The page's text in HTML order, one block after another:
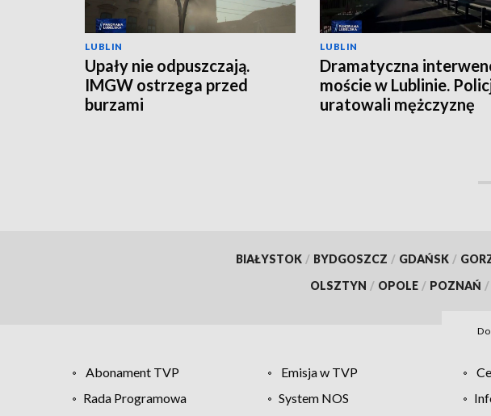
LUBLIN
Upały nie odpuszczają.
IMGW ostrzega przed
burzami
LUBLIN
Dramatyczna
moście w Lublinie.
uratowali mężczyznę
BIAŁYSTOK / BYDGOSZCZ / GDAŃSK /
OLSZTYN / OPOLE / POZNAŃ /
Abonament TVP Emisja w TVP
Rada Programowa
System NOS